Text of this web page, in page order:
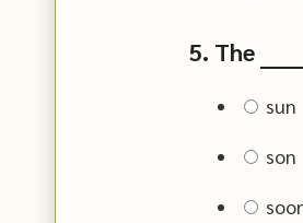
5. The
sun
son